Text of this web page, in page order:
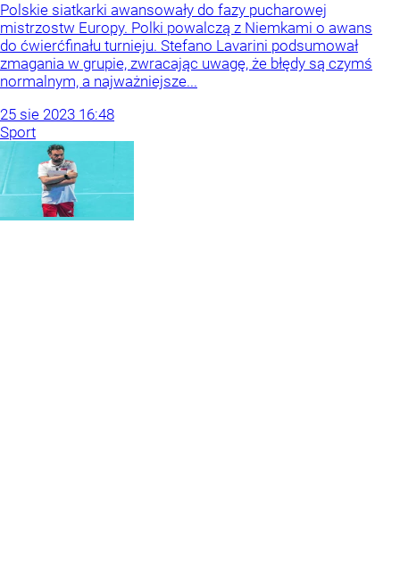
Polskie siatkarki awansowały do fazy pucharowej
mistrzostw Europy. Polki powalczą z Niemkami o awans
do ćwierćfinału turnieju. Stefano Lavarini podsumował
zmagania w grupie, zwracając uwagę, że błędy są czymś
normalnym, a najważniejsze...
25 sie 2023 16:48
Sport